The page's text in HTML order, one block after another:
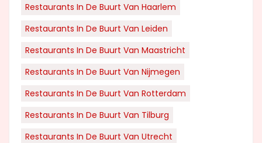
Restaurants In De Buurt Van Haarlem
Restaurants In De Buurt Van Leiden
Restaurants In De Buurt Van Maastricht
Restaurants In De Buurt Van Nijmegen
Restaurants In De Buurt Van Rotterdam
Restaurants In De Buurt Van Tilburg
Restaurants In De Buurt Van Utrecht